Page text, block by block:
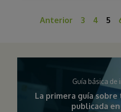
Anterior 3 4 5
Guía básica de
La primera guía
publicada en